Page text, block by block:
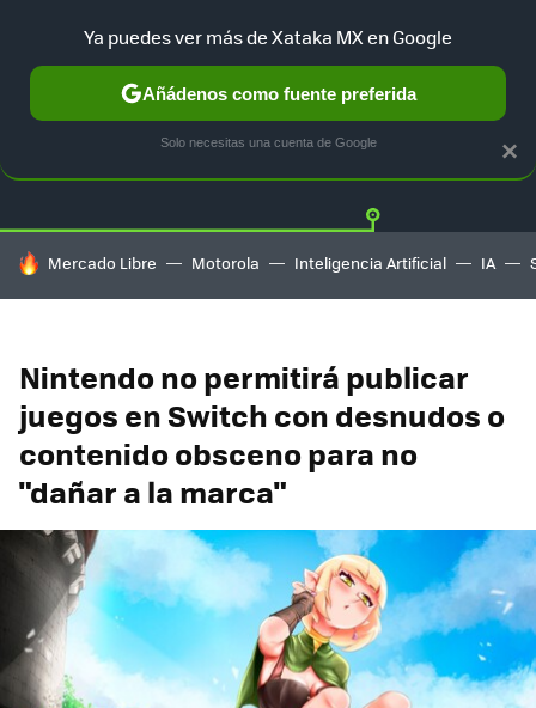
Twitter
HOY SE HABLA DE
Mercado Libre Motorola Inteligencia Artificial IA
Nintendo no permitirá publicar
juegos en Switch con desnudos o
contenido obsceno para no
"dañar a la marca"
×
Ya puedes ver más de Xataka MX en Google
Añádenos como fuente preferida
Solo necesitas una cuenta de Google